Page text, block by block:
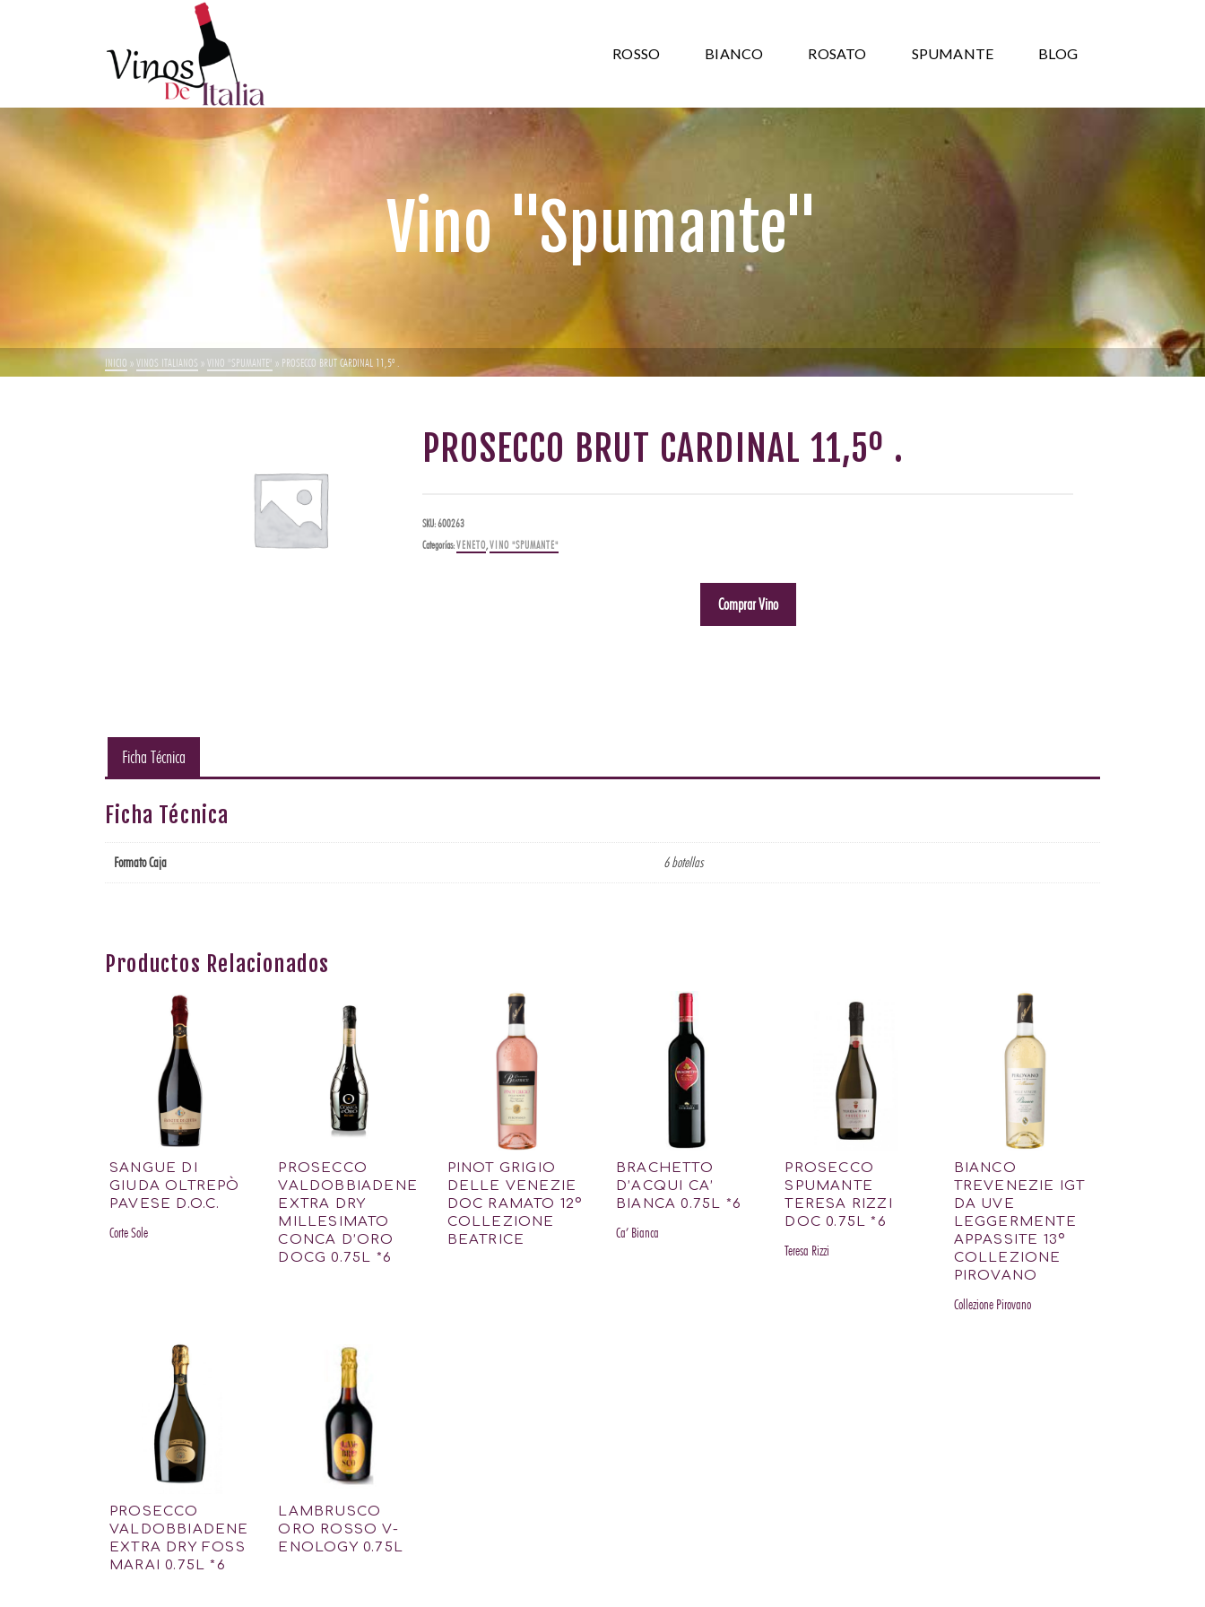
ROSSO BIANCO ROSATO SPUMANTE BLOG
Vino "Spumante"
INICIO »VINOS ITALIANOS »VINO "SPUMANTE" » PROSECCO BRUT CARDINAL 11,5º .
PROSECCO BRUT CARDINAL 11,5º .
SKU:600263
Categorías:VENETO,VINO "SPUMANTE"
Comprar Vino
Ficha Técnica
Ficha Técnica
Formato Caja 6 botellas
Productos Relacionados
SANGUE DI
GIUDA OLTREPÒ
PAVESE D.O.C.
Corte Sole
PROSECCO
VALDOBBIADENE
EXTRA DRY
MILLESIMATO
CONCA D’ORO
DOCG 0.75L *6
PINOT GRIGIO
DELLE VENEZIE
DOC RAMATO 12º
COLLEZIONE
BEATRICE
BRACHETTO
D’ACQUI CA’
BIANCA 0.75L *6
Ca’ Bianca
PROSECCO
SPUMANTE
TERESA RIZZI
DOC 0.75L *6
Teresa Rizzi
BIANCO
TREVENEZIE IGT
DA UVE
LEGGERMENTE
APPASSITE 13º
COLLEZIONE
PIROVANO
Collezione Pirovano
PROSECCO
VALDOBBIADENE
EXTRA DRY FOSS
MARAI 0.75L *6
LAMBRUSCO
ORO ROSSO V-
ENOLOGY 0.75L